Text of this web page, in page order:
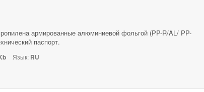
армированные алюминиевой фольгой (PP-R/AL/ PP-
паспорт.
Язык: RU